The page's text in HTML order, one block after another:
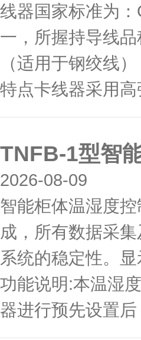
线器国家标准为
一，所握持导线
（适用于钢绞线
特点卡线器采用
TNFB-1型智
2026-08-09
智能柜体温湿度
成，所有数据采
系统的稳定性。
功能说明:本温湿
器进行预先设置后